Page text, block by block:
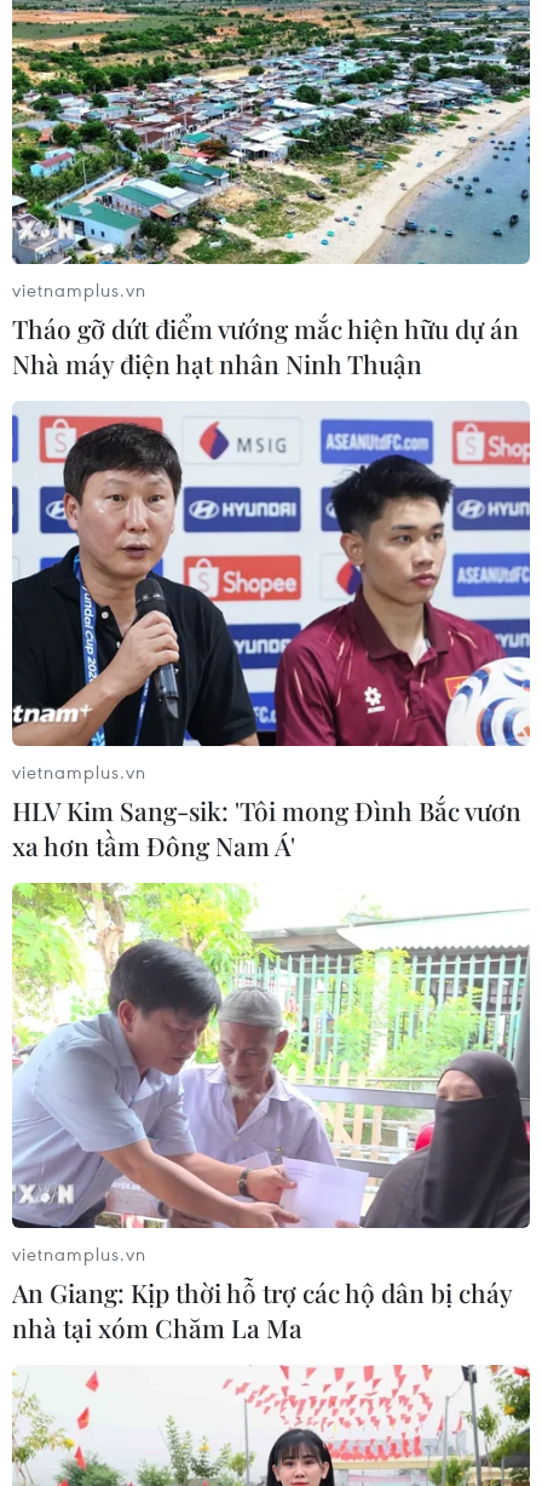
TIN CÙNG CHUYÊN MỤC
Cảnh sát giao thông triển khai chiến
dịch nâng cao kỹ năng lái xe môtô, xe
gắn máy
07/08/2026 14:37
vietnamplus.vn
Tháo gỡ dứt điểm vướng mắc hiện hữu dự án
Nhà máy điện hạt nhân Ninh Thuận
vietnamplus.vn
HLV Kim Sang-sik: 'Tôi mong Đình Bắc vươn
xa hơn tầm Đông Nam Á'
vietnamplus.vn
An Giang: Kịp thời hỗ trợ các hộ dân bị cháy
nhà tại xóm Chăm La Ma